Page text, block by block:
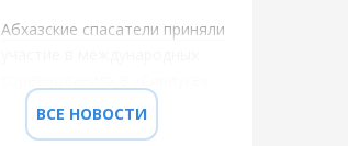
Абхазские спасатели приняли
ВСЕ НОВОСТИ